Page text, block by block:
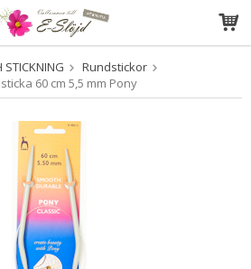
blivit tillagd i varukorgen
STICKNING
Rundstickor
60 cm 5,5 mm Pony